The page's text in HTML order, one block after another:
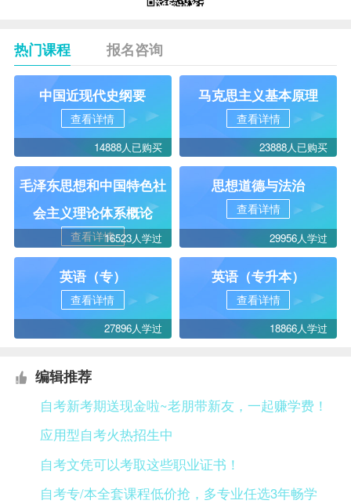
热门课程 报名咨询
中国近现代史纲要
查看详情
14888人已购买
马克思主义基本原理
查看详情
23888人已购买
毛泽东思想和中国特色社
会主义理论体系概论
查看详情16523人学过
思想道德与法治
查看详情
29956人学过
英语（专）
查看详情
27896人学过
英语（专升本）
查看详情
18866人学过
编辑推荐
自考新考期送现金啦~老朋带新友，一起赚学费！
应用型自考火热招生中
自考文凭可以考取这些职业证书！
自考专/本全套课程低价抢，多专业任选3年畅学